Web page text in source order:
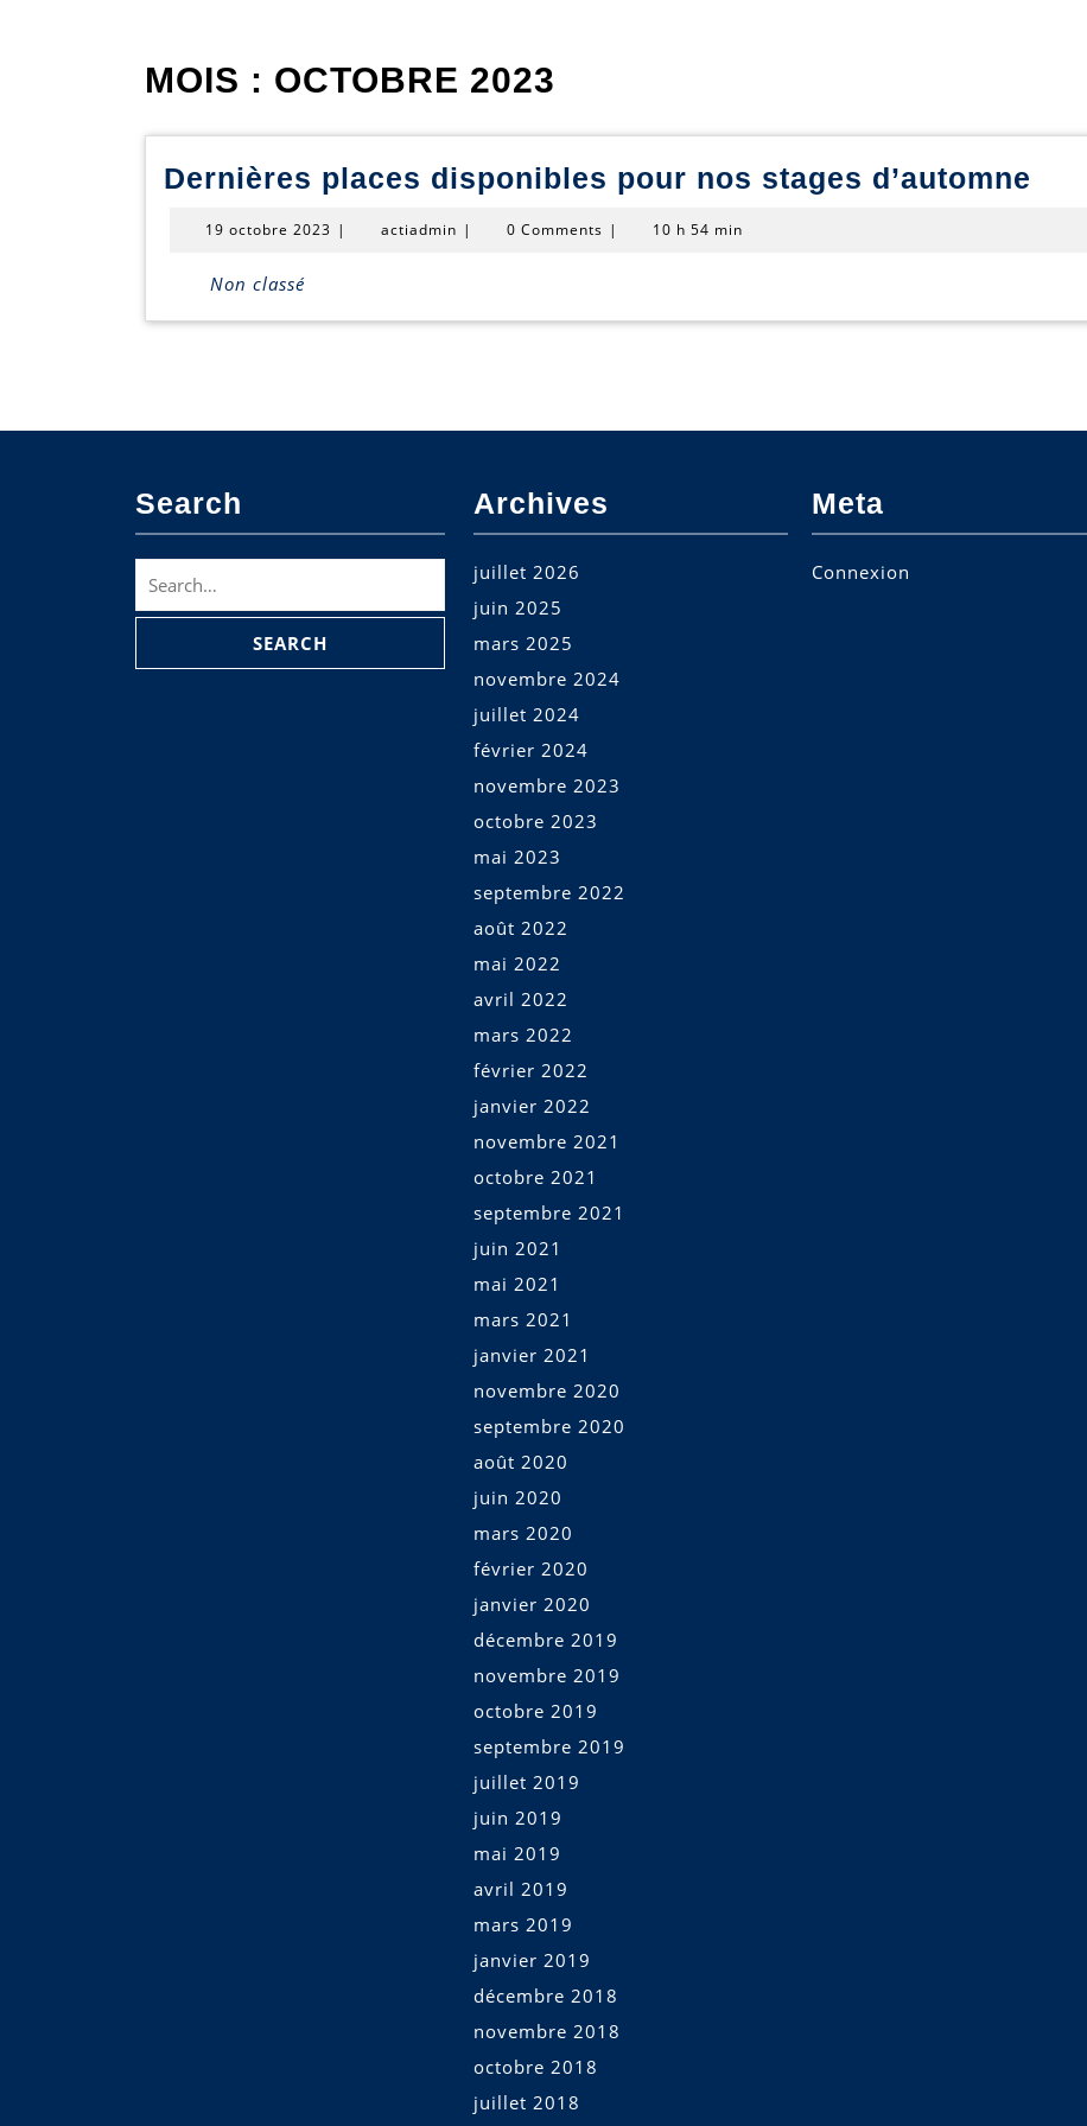
MOIS : OCTOBRE 2023
Dernières places disponibles pour nos stages d’automne
nos
19 octobre 2023 19| actiadmin actiadmin
| 0 Comments | 10 h 54 min
Non classé
Search
for:
Archives
juillet 2026
juin 2025
mars 2025
novembre 2024
juillet 2024
février 2024
novembre 2023
octobre 2023
mai 2023
septembre 2022
août 2022
mai 2022
avril 2022
mars 2022
février 2022
janvier 2022
novembre 2021
octobre 2021
septembre 2021
juin 2021
mai 2021
mars 2021
janvier 2021
novembre 2020
septembre 2020
août 2020
juin 2020
mars 2020
février 2020
janvier 2020
décembre 2019
novembre 2019
octobre 2019
septembre 2019
juillet 2019
juin 2019
mai 2019
avril 2019
mars 2019
janvier 2019
décembre 2018
novembre 2018
octobre 2018
juillet 2018
Meta
Connexion